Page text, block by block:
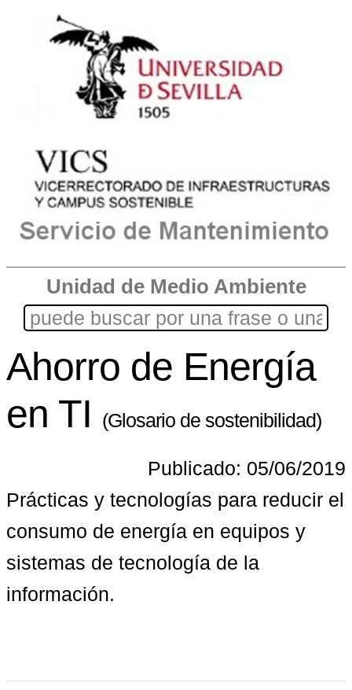
Unidad de Medio Ambiente
Ahorro de Energía
en TI
(Glosario de sostenibilidad)
Publicado: 05/06/2019
Prácticas y tecnologías para reducir el
consumo de energía en equipos y
sistemas de tecnología de la
información.